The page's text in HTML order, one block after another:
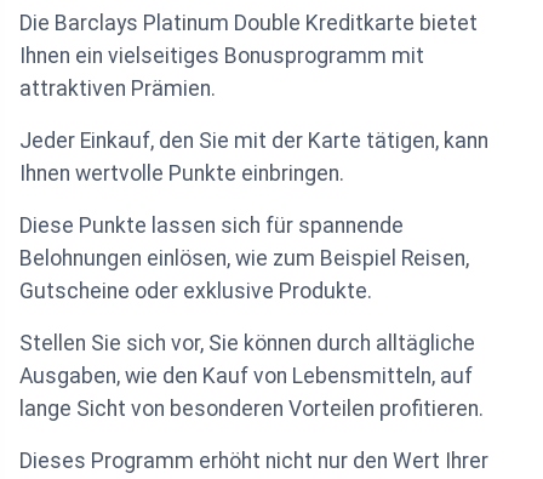
Die Barclays Platinum Double Kreditkarte bietet
Ihnen ein vielseitiges Bonusprogramm mit
attraktiven Prämien.
Jeder Einkauf, den Sie mit der Karte tätigen, kann
Ihnen wertvolle Punkte einbringen.
Diese Punkte lassen sich für spannende
Belohnungen einlösen, wie zum Beispiel Reisen,
Gutscheine oder exklusive Produkte.
Stellen Sie sich vor, Sie können durch alltägliche
Ausgaben, wie den Kauf von Lebensmitteln, auf
lange Sicht von besonderen Vorteilen profitieren.
Dieses Programm erhöht nicht nur den Wert Ihrer